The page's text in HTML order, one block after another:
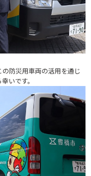
防災用車両の活用を通じ
いです。